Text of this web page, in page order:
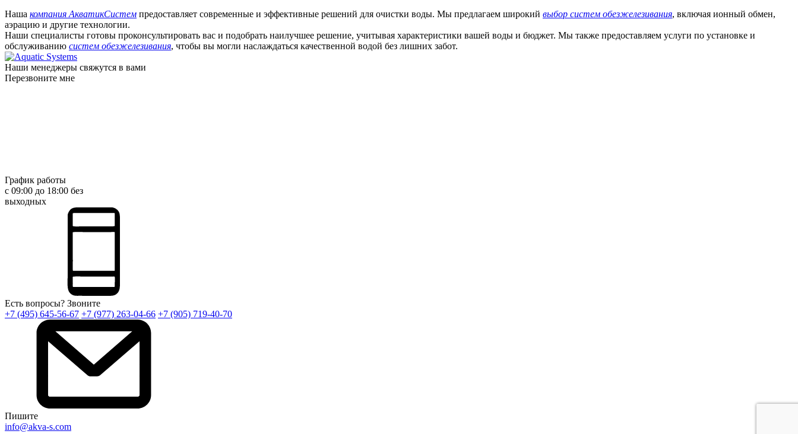
Наша компания АкватикСистем предоставляет современные и эффективные решений для очистки воды. Мы предлагаем широкий выбор систем обезжелезивания, включая ионный обмен,
аэрацию и другие технологии.
Наши специалисты готовы проконсультировать вас и подобрать наилучшее решение, учитывая характеристики вашей воды и бюджет. Мы также предоставляем услуги по установке и
обслуживанию систем обезжелезивания, чтобы вы могли наслаждаться качественной водой без лишних забот.
Наши менеджеры свяжутся в вами
Перезвоните мне
График работы
с 09:00 до 18:00 без
выходных
Есть вопросы? Звоните
+7 (495) 645-56-67 +7 (977) 263-04-66 +7 (905) 719-40-70
Пишите
info@akva-s.com